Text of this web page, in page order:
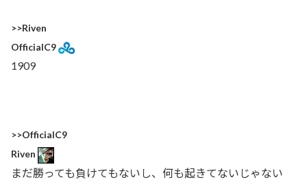
>>Riven
OfficialC9
1909
>>OfficialC9
Riven
まだ勝っても負けてもないし、何も起きてないじゃない